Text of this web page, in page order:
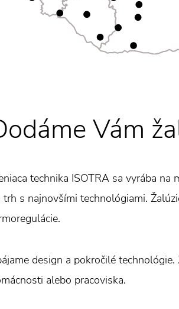
Vám
technika ISOTRA sa vyrába
trh s najnovšími technológiami.
design a pokročilé
alebo pracoviska.